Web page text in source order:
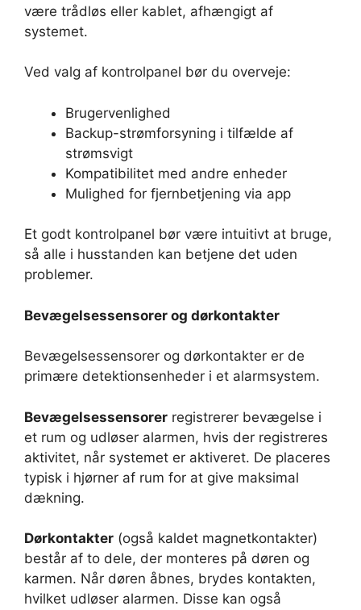
være trådløs eller kablet, afhængigt af
systemet.
Ved valg af kontrolpanel bør du overveje:
Brugervenlighed
Backup-strømforsyning i tilfælde af
strømsvigt
Kompatibilitet med andre enheder
Mulighed for fjernbetjening via app
Et godt kontrolpanel bør være intuitivt at bruge,
så alle i husstanden kan betjene det uden
problemer.
Bevægelsessensorer og dørkontakter
Bevægelsessensorer og dørkontakter er de
primære detektionsenheder i et alarmsystem.
Bevægelsessensorer registrerer bevægelse i
et rum og udløser alarmen, hvis der registreres
aktivitet, når systemet er aktiveret. De placeres
typisk i hjørner af rum for at give maksimal
dækning.
Dørkontakter (også kaldet magnetkontakter)
består af to dele, der monteres på døren og
karmen. Når døren åbnes, brydes kontakten,
hvilket udløser alarmen. Disse kan også